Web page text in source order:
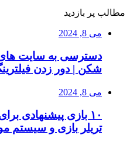
مطالب پر بازدید
می 8, 2024
دسترسی به سایت های
شکن | دور زدن
می 8, 2024
تریلر بازی و سیستم